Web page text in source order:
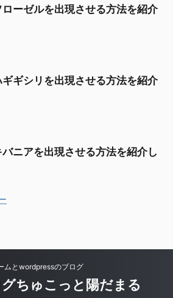
ーゼルを出現させる方法を紹介
ギシリを出現させる方法を紹介
ニアを出現させる方法を紹介し
ムとwordpressのブログ
ちゅこっと陽だまる